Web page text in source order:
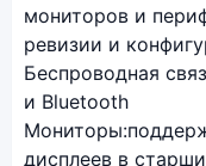
мониторов и
ревизии и
Беспроводная
и Bluetooth
Мониторы:
дисплеев в